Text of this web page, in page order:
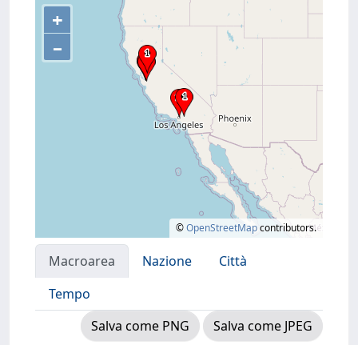
+
–
©OpenStreetMapcontributors.
Macroarea Nazione
Città
Tempo
Salva come PNG
Salva come JPEG